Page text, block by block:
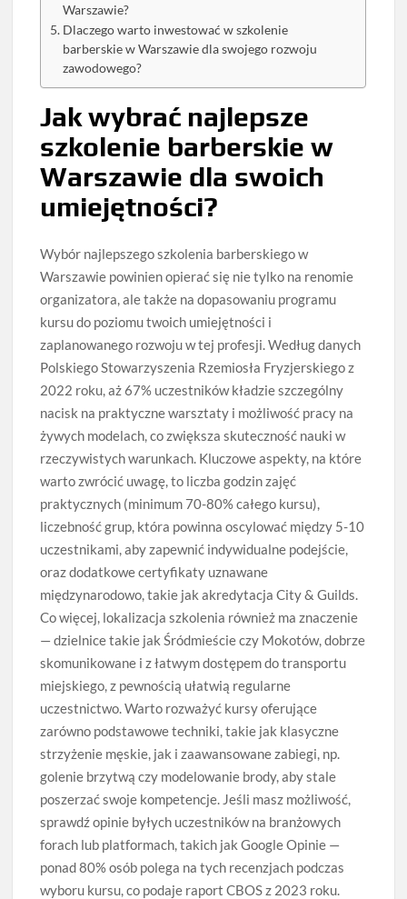
Warszawie?
Dlaczego warto inwestować w szkolenie
barberskie w Warszawie dla swojego rozwoju
zawodowego?
Jak wybrać najlepsze
szkolenie barberskie w
Warszawie dla swoich
umiejętności?
Wybór najlepszego szkolenia barberskiego w
Warszawie powinien opierać się nie tylko na renomie
organizatora, ale także na dopasowaniu programu
kursu do poziomu twoich umiejętności i
zaplanowanego rozwoju w tej profesji. Według danych
Polskiego Stowarzyszenia Rzemiosła Fryzjerskiego z
2022 roku, aż 67% uczestników kładzie szczególny
nacisk na praktyczne warsztaty i możliwość pracy na
żywych modelach, co zwiększa skuteczność nauki w
rzeczywistych warunkach. Kluczowe aspekty, na które
warto zwrócić uwagę, to liczba godzin zajęć
praktycznych (minimum 70-80% całego kursu),
liczebność grup, która powinna oscylować między 5-10
uczestnikami, aby zapewnić indywidualne podejście,
oraz dodatkowe certyfikaty uznawane
międzynarodowo, takie jak akredytacja City & Guilds.
Co więcej, lokalizacja szkolenia również ma znaczenie
— dzielnice takie jak Śródmieście czy Mokotów, dobrze
skomunikowane i z łatwym dostępem do transportu
miejskiego, z pewnością ułatwią regularne
uczestnictwo. Warto rozważyć kursy oferujące
zarówno podstawowe techniki, takie jak klasyczne
strzyżenie męskie, jak i zaawansowane zabiegi, np.
golenie brzytwą czy modelowanie brody, aby stale
poszerzać swoje kompetencje. Jeśli masz możliwość,
sprawdź opinie byłych uczestników na branżowych
forach lub platformach, takich jak Google Opinie —
ponad 80% osób polega na tych recenzjach podczas
wyboru kursu, co podaje raport CBOS z 2023 roku.